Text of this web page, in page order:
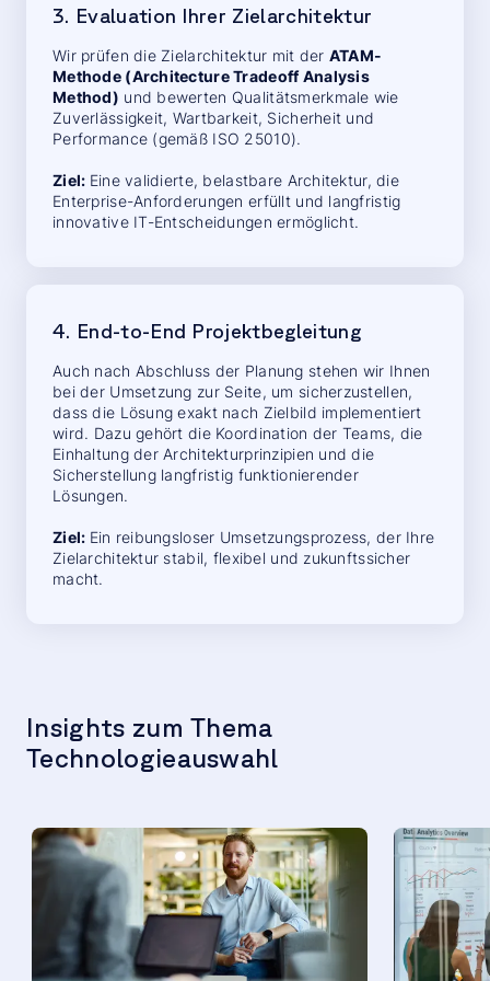
3. Evaluation Ihrer Zielarchitektur
Wir prüfen die Zielarchitektur mit der ATAM-
Methode (Architecture Tradeoff Analysis
Method) und bewerten Qualitätsmerkmale wie
Zuverlässigkeit, Wartbarkeit, Sicherheit und
Performance (gemäß ISO 25010).
Ziel: Eine validierte, belastbare Architektur, die
Enterprise-Anforderungen erfüllt und langfristig
innovative IT-Entscheidungen ermöglicht.
4. End-to-End Projektbegleitung
Auch nach Abschluss der Planung stehen wir Ihnen
bei der Umsetzung zur Seite, um sicherzustellen,
dass die Lösung exakt nach Zielbild implementiert
wird. Dazu gehört die Koordination der Teams, die
Einhaltung der Architekturprinzipien und die
Sicherstellung langfristig funktionierender
Lösungen.
Ziel: Ein reibungsloser Umsetzungsprozess, der Ihre
Zielarchitektur stabil, flexibel und zukunftssicher
macht.
Insights zum Thema
Technologieauswahl